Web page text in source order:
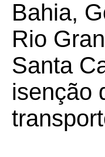
Bahia,
Rio
Santa
isenção